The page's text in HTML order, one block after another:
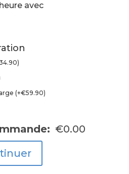
avec
)
(+€59.90)
€0.00